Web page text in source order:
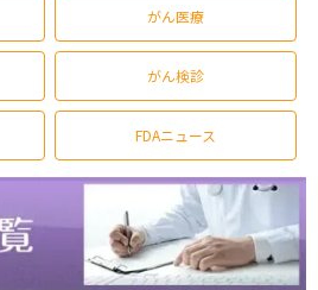
がん医療
がん検診
FDAニュース